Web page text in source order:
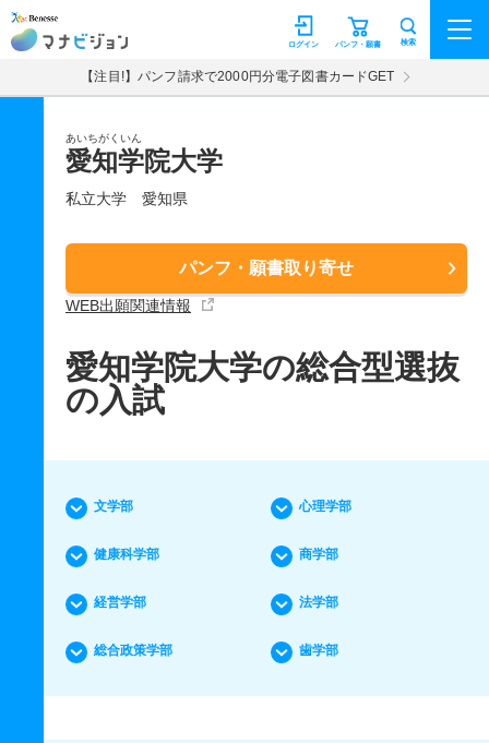
マナビジョン パンフ・願書
ログイン 検索
【注目!】パンフ請求で2000円分電子図書カードGET
あいちがくいん
愛知学院大学
私立大学 愛知県
パンフ・願書取り寄せ
WEB出願関連情報
愛知学院大学の総合型選抜
の入試
文学部 心理学部
健康科学部 商学部
経営学部 法学部
総合政策学部 歯学部